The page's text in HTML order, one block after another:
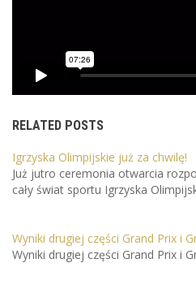
RELATED POSTS
Igrzyska Olimpijskie już za chwilę!
Już jutro ceremonia otwarcia
cały świat sportu Igrzyska
Wyniki drugiej części Grand Prix i
Wyniki drugiej części Grand Prix i